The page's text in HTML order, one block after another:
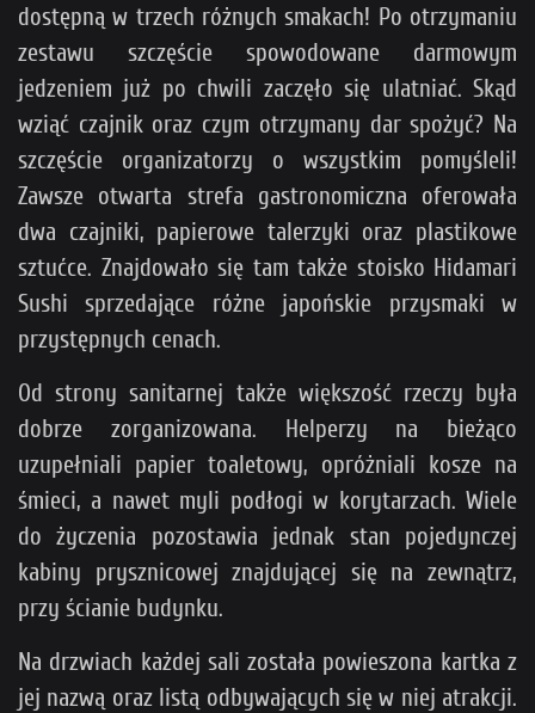
dostępną w trzech różnych smakach! Po otrzymaniu
zestawu szczęście spowodowane darmowym
jedzeniem już po chwili zaczęło się ulatniać. Skąd
wziąć czajnik oraz czym otrzymany dar spożyć? Na
szczęście organizatorzy o wszystkim pomyśleli!
Zawsze otwarta strefa gastronomiczna oferowała
dwa czajniki, papierowe talerzyki oraz plastikowe
sztućce. Znajdowało się tam także stoisko Hidamari
Sushi sprzedające różne japońskie przysmaki w
przystępnych cenach.
Od strony sanitarnej także większość rzeczy była
dobrze zorganizowana. Helperzy na bieżąco
uzupełniali papier toaletowy, opróżniali kosze na
śmieci, a nawet myli podłogi w korytarzach. Wiele
do życzenia pozostawia jednak stan pojedynczej
kabiny prysznicowej znajdującej się na zewnątrz,
przy ścianie budynku.
Na drzwiach każdej sali została powieszona kartka z
jej nazwą oraz listą odbywających się w niej atrakcji.